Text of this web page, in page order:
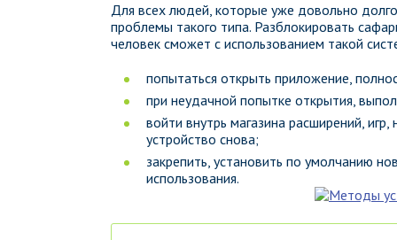
Для всех людей, которые уже довольно
проблемы такого типа. Разблокировать
человек сможет с использованием такой
попытаться открыть приложение,
при неудачной попытке открытия,
войти внутрь магазина расширений,
устройство снова;
закрепить, установить по умолчанию
использования.